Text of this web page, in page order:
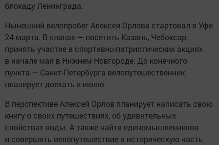
блокаду Ленинграда.
Нынешний велопробег Алексея Орлова стартовал в Уфе
24 марта. В планах — посетить Казань, Чебоксар,
принять участие в спортивно-патриотических акциях
в начале мая в Нижнем Новгороде. До конечного
пункта — Санкт-Петербурга велопутешественник
планирует доехать к июню.
В перспективе Алексей Орлов планирует написать свою
книгу о своих путешествиях, об удивительных
свойствах воды. А также найти единомышленников
и совершить велопутешествие в историческую часть